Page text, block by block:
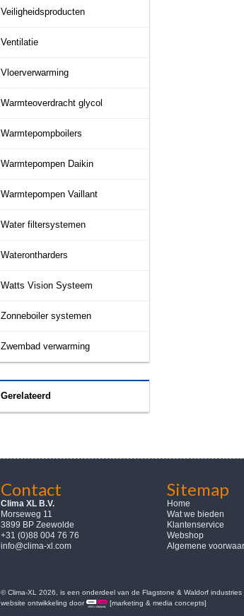
Veiligheidsproducten
Ventilatie
Vloerverwarming
Warmteoverdracht glycol
Warmtepompboilers
Warmtepompen Daikin
Warmtepompen Vaillant
Water filtersystemen
Waterontharders
Watts Vision Systeem
Zonneboiler systemen
Zwembad verwarming
Gerelateerd
Contact
Clima XL B.V.
Morseweg 11
3899 BP Zeewolde
+31 (0)88 004 76 76
info@clima-xl.com
Sitemap
Home
Wat we bieden
Klantenservice
Webshop
Algemene
© Clima-XL 2026, is een onderdeel van de Flagstone & Waldorf industries
website ontwikkeling door
[marketing & media concepts]